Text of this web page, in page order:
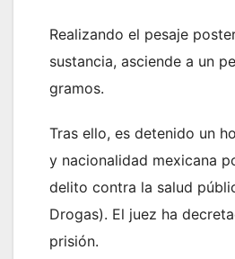
Realizando el pesaje
sustancia, asciende a un
gramos.
Tras ello, es detenido un
y nacionalidad mexicana
delito contra la salud
Drogas). El juez ha
prisión.